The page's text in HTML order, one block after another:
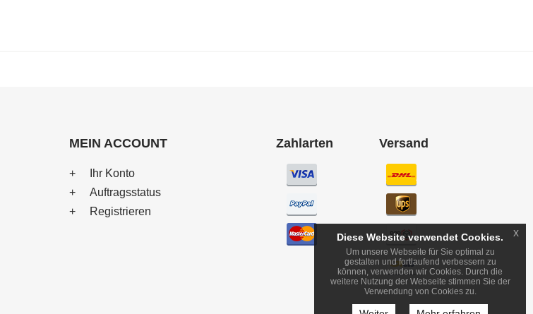
MEIN ACCOUNT
Ihr Konto
Auftragsstatus
Registrieren
Zahlarten Versand
Diese Website verwendet Cookies.
Um unsere Webseite für Sie optimal zu
gestalten und fortlaufend verbessern zu
können, verwenden wir Cookies. Durch die
weitere Nutzung der Webseite stimmen Sie der
Verwendung von Cookies zu.
x